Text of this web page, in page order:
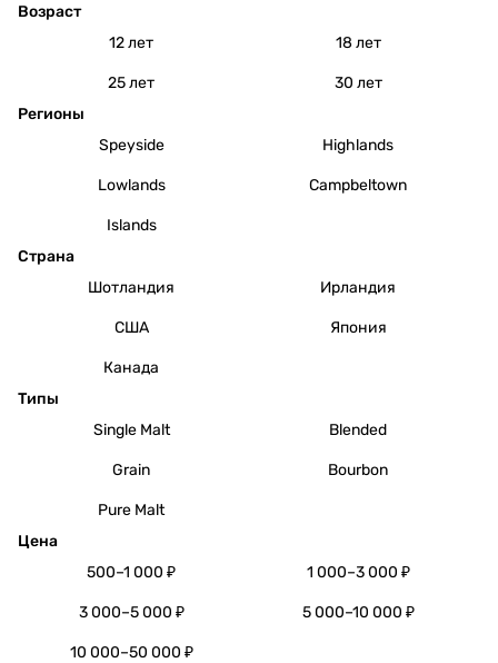
Возраст
12 лет
18 лет
25 лет
30 лет
Регионы
Speyside
Highlands
Lowlands Campbeltown
Islands
Страна
Шотландия
Ирландия
США Япония
Канада
Типы
Single Malt
Blended
Grain Bourbon
Pure Malt
Цена
500–1 000 ₽
1 000–3 000 ₽
3 000–5 000 ₽ 5 000–10 000 ₽
10 000–50 000 ₽